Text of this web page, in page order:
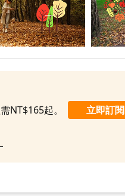
NT$165起。
立即訂閱